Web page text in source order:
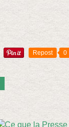
Repost 0